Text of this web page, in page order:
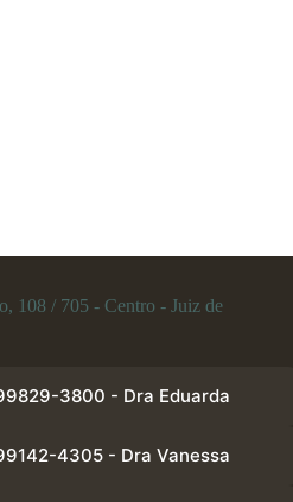
108 / 705 - Centro - Juiz de
3800 - Dra Eduarda
4305 - Dra Vanessa